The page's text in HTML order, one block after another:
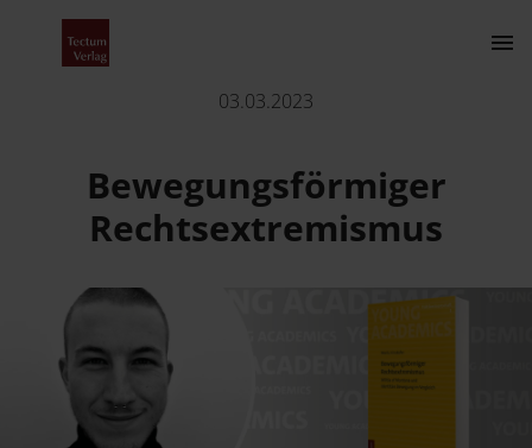
Der Verlag
Programm
Kontakt
Bewegungsförmiger Rechtsextremismus
03.03.2023
Bewegungsförmiger
Rechtsextremismus